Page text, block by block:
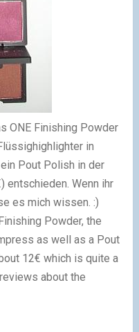
ONE Finishing Powder
in
Pout Polish in der
entschieden. Wenn ihr
es mich wissen. :)
Powder, the
as well as a Pout
12€ which is quite a
about the